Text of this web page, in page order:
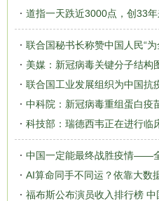
道指一天跌近3000点，创33
联合国秘书长称赞中国人民“
美媒：新冠病毒关键分子结构
联合国工业发展组织为中国抗
中科院：新冠病毒重组蛋白疫
科技部：瑞德西韦正在进行临
中国一定能最终战胜疫情——
AI算命同手不同运？依靠大数
福布斯公布演员收入排行榜